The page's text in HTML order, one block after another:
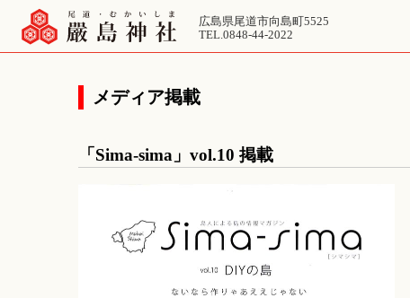
広島県尾道市向島町5525
TEL.0848-44-2022
メディア掲載
「Sima-sima」vol.10 掲載